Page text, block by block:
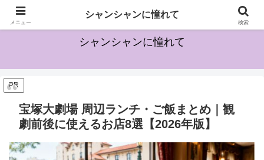
宝塚に興味を持ち始めた方のためになる情報を発信していきます
シャンシャンに憧れて
PR
宝塚大劇場 周辺ランチ・ご飯まとめ｜観
劇前後に使えるお店8選【2026年版】
メニュー
シャンシャンに憧れて
検索